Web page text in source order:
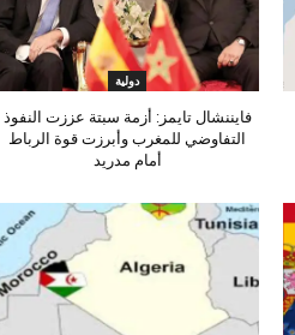
دولية
فايننشال تايمز: أزمة سبتة عززت النفوذ
التفاوضي للمغرب وأبرزت قوة الرباط
أمام مدريد